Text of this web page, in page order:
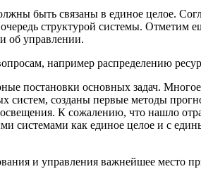
быть связаны в единое целое.
структурой системы. Отметим
об управ­лении.
на­пример распределению
постановки основных задач.
созданы первые методы
К сожалению, что нашло
системами как единое целое и с
и управ­ления важнейшее место